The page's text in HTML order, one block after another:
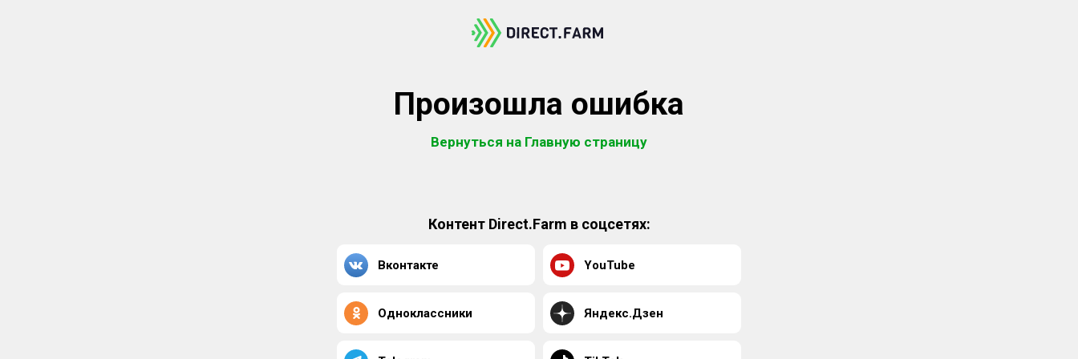
Произошла ошибка
Вернуться на Главную страницу
Контент Direct.Farm в соцсетях:
Вконтакте YouTube
Одноклассники Яндекс.Дзен